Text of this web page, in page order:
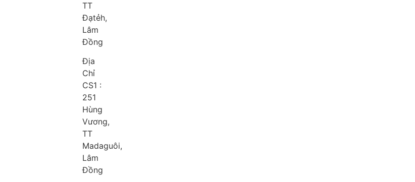
TT
Đạtẻh,
Lâm
Đồng
Địa
Chỉ
CS1 :
251
Hùng
Vương,
TT
Madaguôi,
Lâm
Đồng